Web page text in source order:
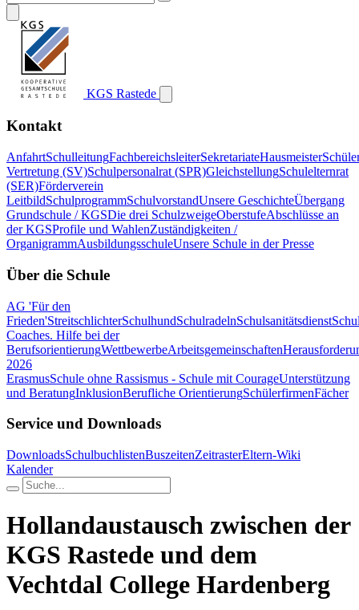
KGS Rastede
Kontakt
AnfahrtSchulleitungFachbereichsleiterSekretariateHausmeister
Vertretung (SV)Schulpersonalrat (SPR)GleichstellungSchulelternrat
(SER)Förderverein
LeitbildSchulprogrammSchulvorstandUnsere GeschichteÜbergang
Grundschule / KGSDie drei SchulzweigeOberstufeAbschlüsse an
der KGSProfile und WahlenZuständigkeiten /
OrganigrammAusbildungsschuleUnsere Schule in der Presse
Über die Schule
AG 'Für den
Frieden'StreitschlichterSchulhundSchulradelnSchulsanitätsdienst
Coaches. Hilfe bei der
BerufsorientierungWettbewerbeArbeitsgemeinschaften
2026
ErasmusSchule ohne Rassismus - Schule mit CourageUnterstützung
und BeratungInklusionBerufliche OrientierungSchülerfirmenFächer
Service und Downloads
DownloadsSchulbuchlistenBuszeitenZeitrasterEltern-Wiki
Kalender
Hollandaustausch zwischen der
KGS Rastede und dem
Vechtdal College Hardenberg